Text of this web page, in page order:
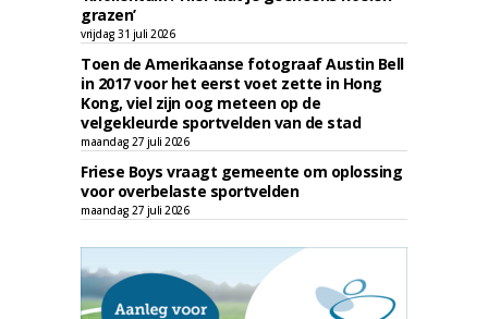
grazen’
vrijdag 31 juli 2026
Toen de Amerikaanse fotograaf Austin Bell
in 2017 voor het eerst voet zette in Hong
Kong, viel zijn oog meteen op de
velgekleurde sportvelden van de stad
maandag 27 juli 2026
Friese Boys vraagt gemeente om oplossing
voor overbelaste sportvelden
maandag 27 juli 2026